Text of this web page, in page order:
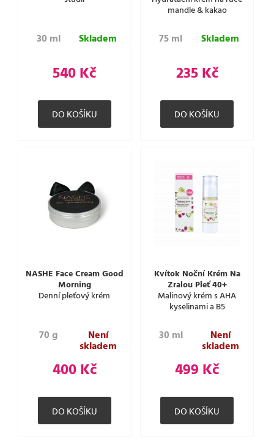
30 ml Skladem
540 Kč
mandle & kakao
75 ml Skladem
235 Kč
NASHE Face Cream Good
Morning
Denní pleťový krém
70 g Není
skladem
400 Kč
Kvítok Noční Krém Na
Zralou Pleť 40+
Malinový krém s AHA
kyselinami a B5
30 ml Není
skladem
499 Kč